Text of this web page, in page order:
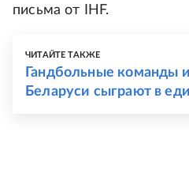
письма от IHF.
ЧИТАЙТЕ ТАКЖЕ
Гандбольные команды
Беларуси сыграют в